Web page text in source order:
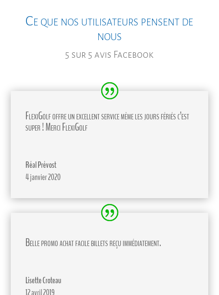
Ce que nos utilisateurs pensent de
nous
5 sur 5 avis Facebook
FlexiGolf offre un excellent service même les jours fériés c’est
super ! Merci FlexiGolf
Réal Prévost
4 janvier 2020
Belle promo achat facile billets reçu immédiatement.
Lisette Croteau